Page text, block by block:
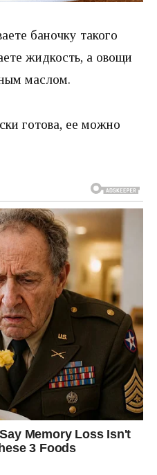
баночку такого
жидкость, а овощи
маслом.
готова, ее можно